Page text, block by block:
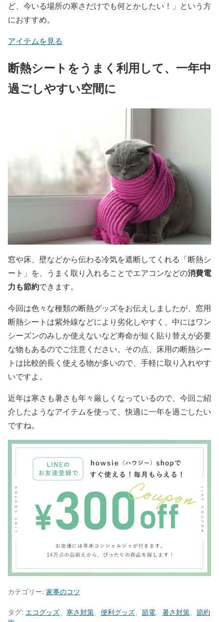
ど、今いる場所の寒さだけでも何とかしたい！」という方
におすすめ。
アイテムを見る
断熱シートをうまく利用して、一年中
過ごしやすい空間に
窓や床、壁などから伝わる冷気を遮断してくれる「断熱シ
ート」を、うまく取り入れることでエアコンなどの消費電
力も節約できます。
今回は色々な種類の断熱グッズをお伝えしましたが、窓用
断熱シートは紫外線などにより劣化しやすく、中にはワン
シーズンのみしか使えないなど寿命が短く貼り替えが必要
な物もあるのでご注意ください。その点、床用の断熱シー
トは比較的長く使える物が多いので、手軽に取り入れやす
いですよ。
近年は寒さも暑さも年々厳しくなっているので、今回ご紹
介したようなアイテムを使って、快適に一年を過ごしたい
ですね。
カテゴリー: 家事のコツ
タグ: エコグッズ 寒さ対策 便利グッズ 節電 暑さ対策
節約